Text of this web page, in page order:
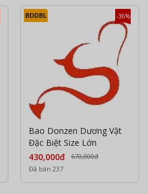
-36%
BDDBL
Bao Donzen Dương Vật
Đặc Biệt Size Lớn
430,000đ
670,000đ
Đã bán 237